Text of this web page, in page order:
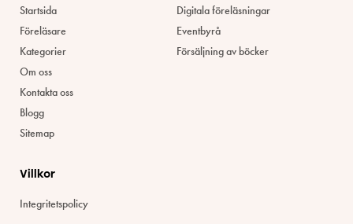
Startsida
Föreläsare
Kategorier
Om oss
Kontakta oss
Blogg
Sitemap
Digitala föreläsningar
Eventbyrå
Försäljning av böcker
Villkor
Integritetspolicy